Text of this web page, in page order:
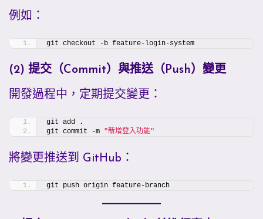
例如：
git checkout -b feature-login-system
(2) 提交（Commit）與推送（Push）變更
開發過程中，定期提交變更：
git add .
git commit -m "新增登入功能"
將變更推送到 GitHub：
git push origin feature-branch